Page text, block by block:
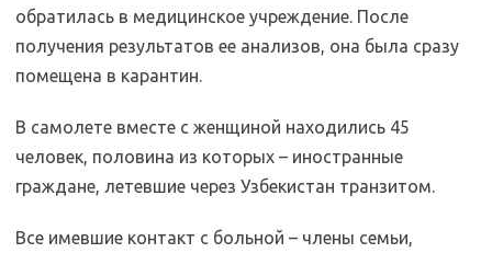
обратилась в медицинское учреждение. После
получения результатов ее анализов, она была сразу
помещена в карантин.
В самолете вместе с женщиной находились 45
человек, половина из которых – иностранные
граждане, летевшие через Узбекистан транзитом.
Все имевшие контакт с больной – члены семьи,